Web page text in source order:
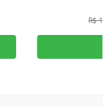
R$